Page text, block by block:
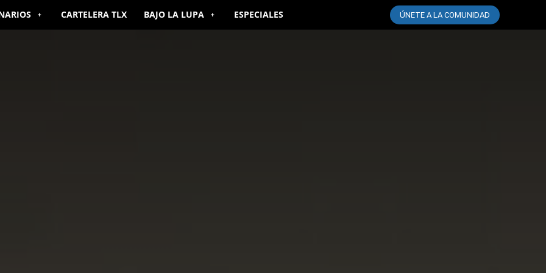
CARTELERA TLX BAJO LA LUPA ESPECIALES ÚNETE A LA COMUNIDAD